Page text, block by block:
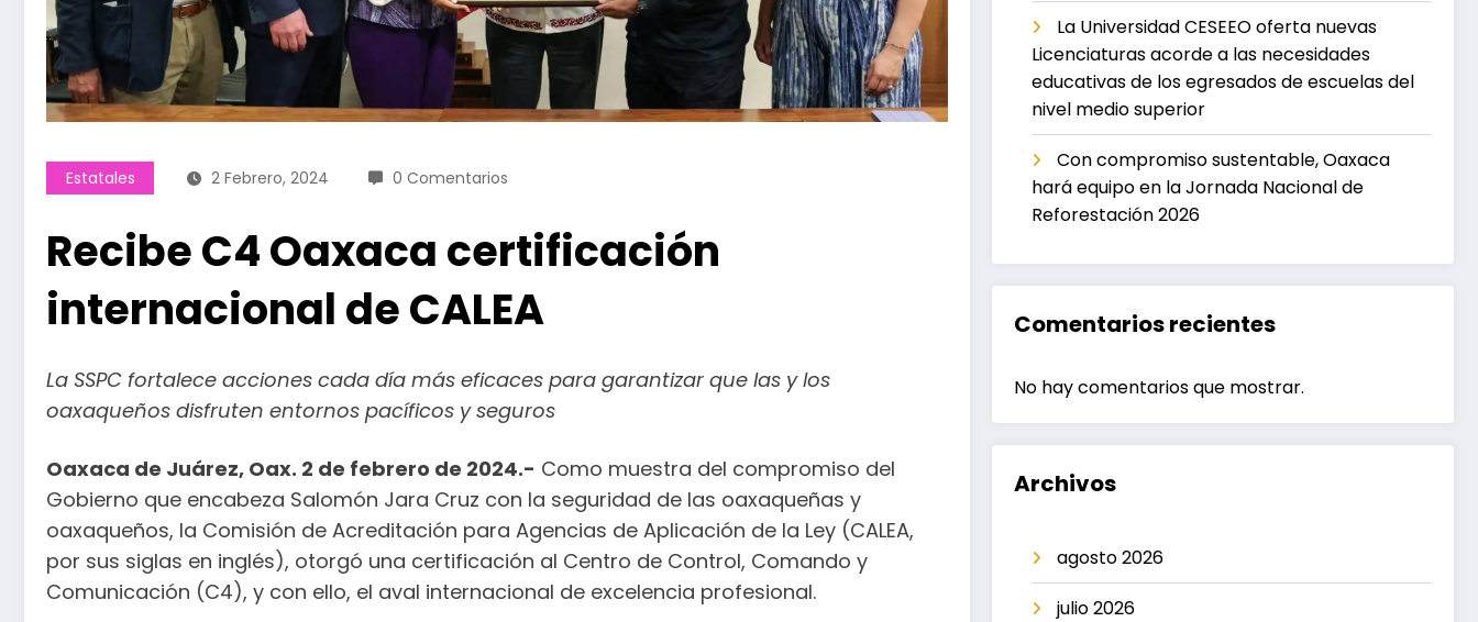
Estatales 2 Febrero, 2024 0 Comentarios
Recibe C4 Oaxaca certificación
internacional de CALEA
La SSPC fortalece acciones cada día más eficaces para garantizar que las y los
oaxaqueños disfruten entornos pacíficos y seguros
Oaxaca de Juárez, Oax. 2 de febrero de 2024.- Como muestra del compromiso del
Gobierno que encabeza Salomón Jara Cruz con la seguridad de las oaxaqueñas y
oaxaqueños, la Comisión de Acreditación para Agencias de Aplicación de la Ley (CALEA,
por sus siglas en inglés), otorgó una certificación al Centro de Control, Comando y
Comunicación (C4), y con ello, el aval internacional de excelencia profesional.
La Universidad CESEEO oferta nuevas
Licenciaturas acorde a las necesidades
educativas de los egresados de escuelas del
nivel medio superior
Con compromiso sustentable, Oaxaca
hará equipo en la Jornada Nacional de
Reforestación 2026
Comentarios recientes
No hay comentarios que mostrar.
Archivos
agosto 2026
julio 2026